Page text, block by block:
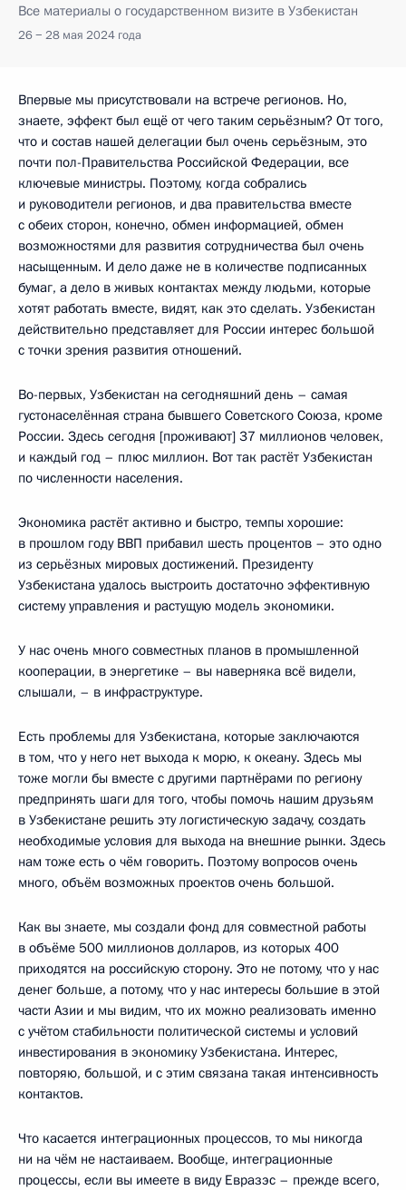
Все материалы о государственном визите в Узбекистан
26 − 28 мая 2024 года
Впервые мы присутствовали на встрече регионов. Но,
знаете, эффект был ещё от чего таким серьёзным? От того,
что и состав нашей делегации был очень серьёзным, это
почти пол-Правительства Российской Федерации, все
ключевые министры. Поэтому, когда собрались
и руководители регионов, и два правительства вместе
с обеих сторон, конечно, обмен информацией, обмен
возможностями для развития сотрудничества был очень
насыщенным. И дело даже не в количестве подписанных
бумаг, а дело в живых контактах между людьми, которые
хотят работать вместе, видят, как это сделать. Узбекистан
действительно представляет для России интерес большой
с точки зрения развития отношений.
Во-первых, Узбекистан на сегодняшний день – самая
густонаселённая страна бывшего Советского Союза, кроме
России. Здесь сегодня [проживают] 37 миллионов человек,
и каждый год – плюс миллион. Вот так растёт Узбекистан
по численности населения.
Экономика растёт активно и быстро, темпы хорошие:
в прошлом году ВВП прибавил шесть процентов – это одно
из серьёзных мировых достижений. Президенту
Узбекистана удалось выстроить достаточно эффективную
систему управления и растущую модель экономики.
У нас очень много совместных планов в промышленной
кооперации, в энергетике – вы наверняка всё видели,
слышали, – в инфраструктуре.
Есть проблемы для Узбекистана, которые заключаются
в том, что у него нет выхода к морю, к океану. Здесь мы
тоже могли бы вместе с другими партнёрами по региону
предпринять шаги для того, чтобы помочь нашим друзьям
в Узбекистане решить эту логистическую задачу, создать
необходимые условия для выхода на внешние рынки. Здесь
нам тоже есть о чём говорить. Поэтому вопросов очень
много, объём возможных проектов очень большой.
Как вы знаете, мы создали фонд для совместной работы
в объёме 500 миллионов долларов, из которых 400
приходятся на российскую сторону. Это не потому, что у нас
денег больше, а потому, что у нас интересы большие в этой
части Азии и мы видим, что их можно реализовать именно
с учётом стабильности политической системы и условий
инвестирования в экономику Узбекистана. Интерес,
повторяю, большой, и с этим связана такая интенсивность
контактов.
Что касается интеграционных процессов, то мы никогда
ни на чём не настаиваем. Вообще, интеграционные
процессы, если вы имеете в виду Евразэс – прежде всего,